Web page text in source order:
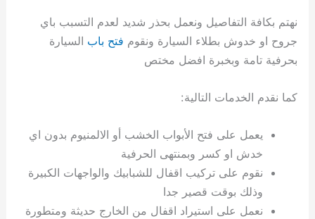
نهتم بكافة التفاصيل ونعمل بحذر شديد لعدم التسبب باي
جروح او خدوش بطلاء السيارة ونقوم فتح باب السيارة
بحرفية تامة وبخبرة افضل مختص
كما نقدم الخدمات التالية:
يعمل على فتح الأبواب الخشب أو الالمنيوم بدون اي
خدش او كسر وبمنتهى الحرفية
نقوم على تركيب اقفال للشبابيك والواجهات الكبيرة
وذلك بوقت قصير جدا
نعمل على استيراد اقفال من الخارج حديثة ومتطورة